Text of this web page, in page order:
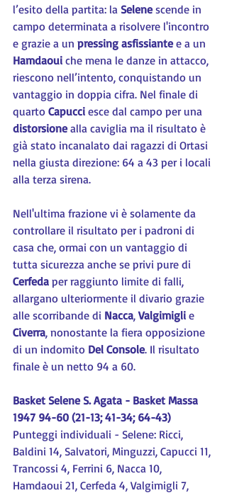
l’esito della partita: la Selene scende in
campo determinata a risolvere l'incontro
e grazie a un pressing asfissiante e a un
Hamdaoui che mena le danze in attacco,
riescono nell’intento, conquistando un
vantaggio in doppia cifra. Nel finale di
quarto Capucci esce dal campo per una
distorsione alla caviglia ma il risultato è
già stato incanalato dai ragazzi di Ortasi
nella giusta direzione: 64 a 43 per i locali
alla terza sirena.
Nell'ultima frazione vi è solamente da
controllare il risultato per i padroni di
casa che, ormai con un vantaggio di
tutta sicurezza anche se privi pure di
Cerfeda per raggiunto limite di falli,
allargano ulteriormente il divario grazie
alle scorribande di Nacca, Valgimigli e
Civerra, nonostante la fiera opposizione
di un indomito Del Console. Il risultato
finale è un netto 94 a 60.
Basket Selene S. Agata - Basket Massa
1947 94-60 (21-13; 41-34; 64-43)
Punteggi individuali - Selene: Ricci,
Baldini 14, Salvatori, Minguzzi, Capucci 11,
Trancossi 4, Ferrini 6, Nacca 10,
Hamdaoui 21, Cerfeda 4, Valgimigli 7,